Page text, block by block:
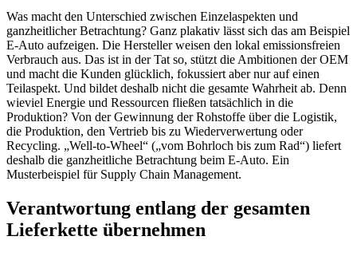
Was macht den Unterschied zwischen Einzelaspekten und
ganzheitlicher Betrachtung? Ganz plakativ lässt sich das am Beispiel
E-Auto aufzeigen. Die Hersteller weisen den lokal emissionsfreien
Verbrauch aus. Das ist in der Tat so, stützt die Ambitionen der OEM
und macht die Kunden glücklich, fokussiert aber nur auf einen
Teilaspekt. Und bildet deshalb nicht die gesamte Wahrheit ab. Denn
wieviel Energie und Ressourcen fließen tatsächlich in die
Produktion? Von der Gewinnung der Rohstoffe über die Logistik,
die Produktion, den Vertrieb bis zu Wiederverwertung oder
Recycling. „Well-to-Wheel“ („vom Bohrloch bis zum Rad“) liefert
deshalb die ganzheitliche Betrachtung beim E-Auto. Ein
Musterbeispiel für Supply Chain Management.
Verantwortung entlang der gesamten
Lieferkette übernehmen